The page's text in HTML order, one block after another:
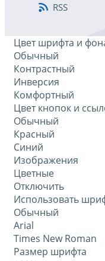
RSS
Цвет шрифта и
Обычный
Контрастный
Инверсия
Комфортный
Цвет кнопок и
Обычный
Красный
Синий
Изображения
Цветные
Отключить
Использовать
Обычный
Arial
Times New Roman
Размер шрифта